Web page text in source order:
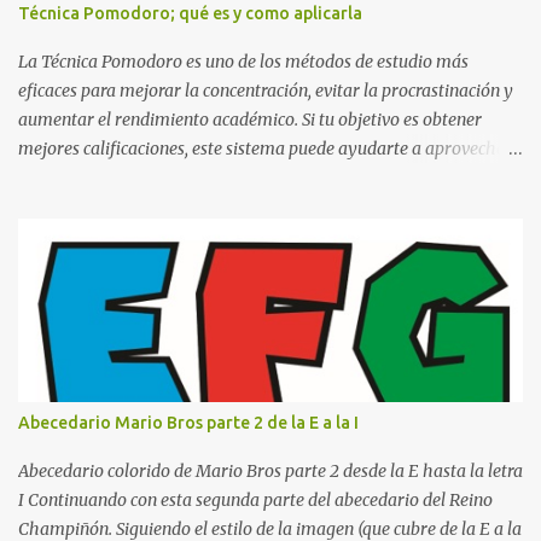
escrito La clase, materia ó asignatura Grupo Nombre del maestro
o catedrático Ciudad y fecha...
Técnica Pomodoro; qué es y como aplicarla
La Técnica Pomodoro es uno de los métodos de estudio más
eficaces para mejorar la concentración, evitar la procrastinación y
aumentar el rendimiento académico. Si tu objetivo es obtener
mejores calificaciones, este sistema puede ayudarte a aprovechar
creado para mejorar la concentración y la productividad. Consiste
en dividir el estudio en bloques cortos de trabajo intenso,
separados por pequeños descansos que ayudan al cerebro a
recuperarse. A diferencia de estudiar durante horas seguidas, este
sistema aprovecha la capacidad natural del cerebro para
mantener la atención durante periodos limitados, lo que permite
aprender más en menos tiempo y recordar mejor la información.
Si alguna vez has sentido que pasas muchas horas frente a los
libros pero aprendes poco, la Técnica Pomodoro puede marcar u...
Abecedario Mario Bros parte 2 de la E a la I
Abecedario colorido de Mario Bros parte 2 desde la E hasta la letra
I Continuando con esta segunda parte del abecedario del Reino
Champiñón. Siguiendo el estilo de la imagen (que cubre de la E a la